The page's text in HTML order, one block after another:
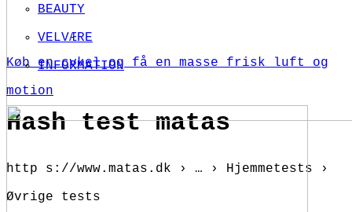
Køb en cykel og få en masse frisk luft og
motion
BEAUTY
VELVÆRE
INFORMATION
Hash test matas
http s://www.matas.dk › … › Hjemmetests ›
Øvrige tests